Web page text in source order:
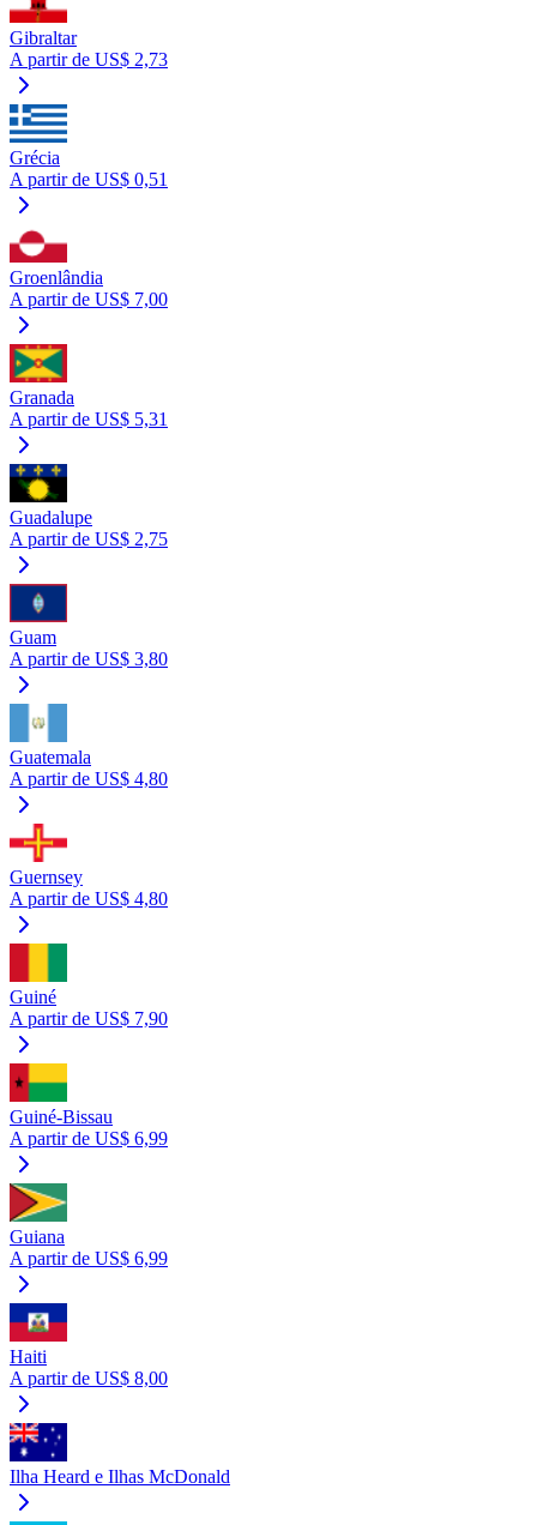
Gibraltar
A partir de US$ 2,73
Grécia
A partir de US$ 0,51
Groenlândia
A partir de US$ 7,00
Granada
A partir de US$ 5,31
Guadalupe
A partir de US$ 2,75
Guam
A partir de US$ 3,80
Guatemala
A partir de US$ 4,80
Guernsey
A partir de US$ 4,80
Guiné
A partir de US$ 7,90
Guiné-Bissau
A partir de US$ 6,99
Guiana
A partir de US$ 6,99
Haiti
A partir de US$ 8,00
Ilha Heard e Ilhas McDonald